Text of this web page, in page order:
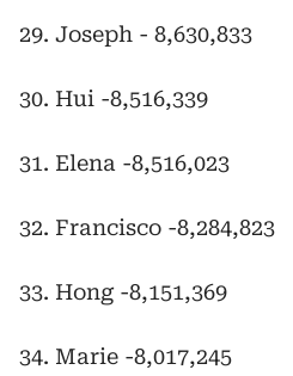
29. Joseph - 8,630,833
30. Hui -8,516,339
31. Elena -8,516,023
32. Francisco -8,284,823
33. Hong -8,151,369
34. Marie -8,017,245